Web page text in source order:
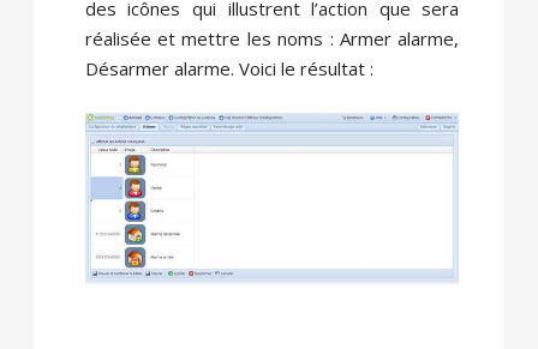
des icônes qui illustrent l’action que sera
réalisée et mettre les noms : Armer alarme,
Désarmer alarme. Voici le résultat :